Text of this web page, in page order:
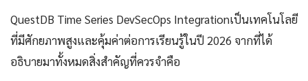
QuestDB Time Series DevSecOps Integrationเป็นเทคโนโลยี
ที่มีศักยภาพสูงและคุ้มค่าต่อการเรียนรู้ในปี 2026 จากที่ได้
อธิบายมาทั้งหมดสิ่งสำคัญที่ควรจำคือ